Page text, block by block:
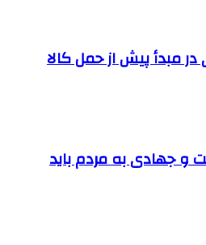
مبدأ پیش از حمل کالا
جهادی به مردم باید